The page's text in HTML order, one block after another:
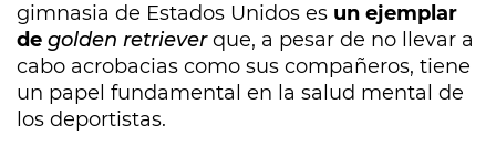
gimnasia de Estados Unidos es un ejemplar
de golden retrieverque, a pesar de no llevar a
cabo acrobacias como sus compañeros, tiene
un papel fundamental en la salud mental de
los deportistas.